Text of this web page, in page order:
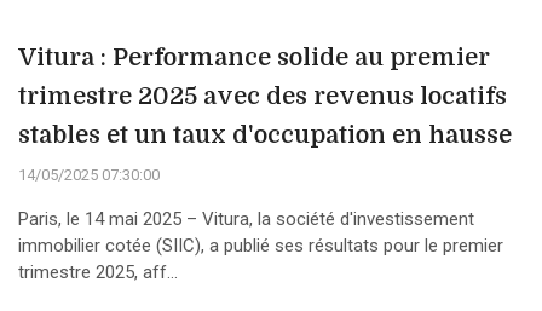
Vitura : Performance solide au premier
trimestre 2025 avec des revenus locatifs
stables et un taux d'occupation en hausse
14/05/2025 07:30:00
Paris, le 14 mai 2025 – Vitura, la société d'investissement
immobilier cotée (SIIC), a publié ses résultats pour le premier
trimestre 2025, aff...